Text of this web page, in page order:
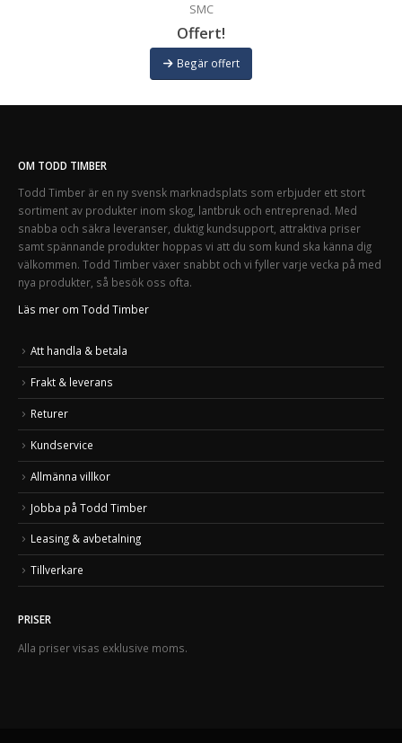
SMC
Offert!
Begär offert
OM TODD TIMBER
Todd Timber är en ny svensk marknadsplats som erbjuder ett stort
sortiment av produkter inom skog, lantbruk och entreprenad. Med
snabba och säkra leveranser, duktig kundsupport, attraktiva priser
samt spännande produkter hoppas vi att du som kund ska känna dig
välkommen. Todd Timber växer snabbt och vi fyller varje vecka på med
nya produkter, så besök oss ofta.
Läs mer om Todd Timber
Att handla & betala
Frakt & leverans
Returer
Kundservice
Allmänna villkor
Jobba på Todd Timber
Leasing & avbetalning
Tillverkare
PRISER
Alla priser visas exklusive moms.